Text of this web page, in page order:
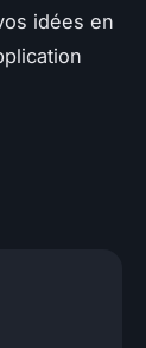
idées en